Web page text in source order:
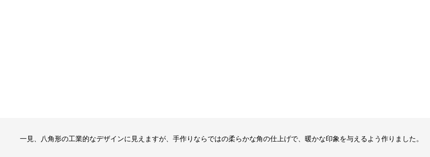
一見、八角形の工業的なデザインに見えますが、手作りならではの柔らかな角の仕上げで、暖かな印象を与えるよう作りました。